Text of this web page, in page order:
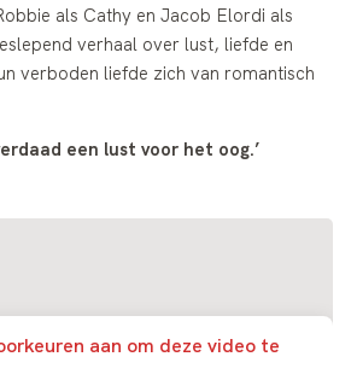
als Cathy en Jacob Elordi als
verhaal over lust, liefde en
verboden liefde zich van romantisch
een lust voor het oog.’
aan om deze video te